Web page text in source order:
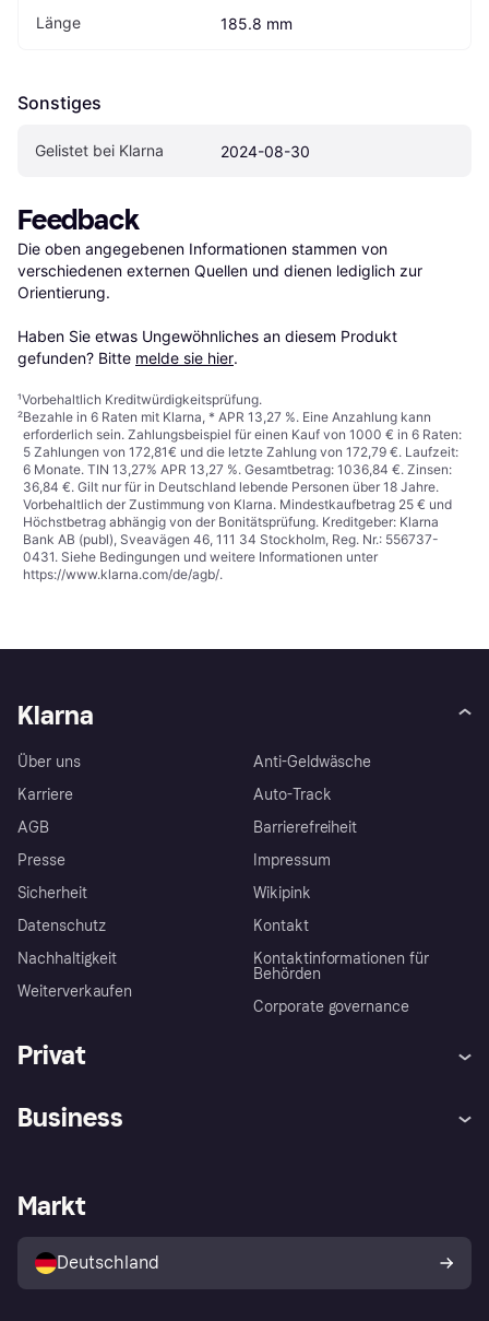
Länge 185.8 mm
Sonstiges
Gelistet bei Klarna 2024-08-30
Feedback
Die oben angegebenen Informationen stammen von
verschiedenen externen Quellen und dienen lediglich zur
Orientierung.
Haben Sie etwas Ungewöhnliches an diesem Produkt
gefunden? Bitte melde sie hier.
¹Vorbehaltlich Kreditwürdigkeitsprüfung.
²Bezahle in 6 Raten mit Klarna, * APR 13,27 %. Eine Anzahlung kann
erforderlich sein. Zahlungsbeispiel für einen Kauf von 1000 € in 6 Raten:
5 Zahlungen von 172,81€ und die letzte Zahlung von 172,79 €. Laufzeit:
6 Monate. TIN 13,27% APR 13,27 %. Gesamtbetrag: 1036,84 €. Zinsen:
36,84 €. Gilt nur für in Deutschland lebende Personen über 18 Jahre.
Vorbehaltlich der Zustimmung von Klarna. Mindestkaufbetrag 25 € und
Höchstbetrag abhängig von der Bonitätsprüfung. Kreditgeber: Klarna
Bank AB (publ), Sveavägen 46, 111 34 Stockholm, Reg. Nr.: 556737-
0431. Siehe Bedingungen und weitere Informationen unter
https://www.klarna.com/de/agb/.
Klarna
Über uns
Karriere
AGB
Presse
Sicherheit
Datenschutz
Nachhaltigkeit
Weiterverkaufen
Anti-Geldwäsche
Auto-Track
Barrierefreiheit
Impressum
Wikipink
Kontakt
Kontaktinformationen für
Behörden
Corporate governance
Privat
Klarna App
Shops entdecken
Käuferschutzrichtlinie
Dein Widerrufsrecht
Business
Händlerportal
Markt
Deutschland